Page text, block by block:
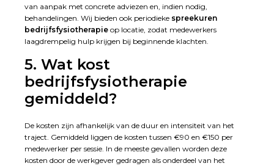
van aanpak met concrete adviezen en, indien nodig,
behandelingen. Wij bieden ook periodieke spreekuren
bedrijfsfysiotherapie op locatie, zodat medewerkers
laagdrempelig hulp krijgen bij beginnende klachten.
5. Wat kost
bedrijfsfysiotherapie
gemiddeld?
De kosten zijn afhankelijk van de duur en intensiteit van het
traject. Gemiddeld liggen de kosten tussen €90 en €150 per
medewerker per sessie. In de meeste gevallen worden deze
kosten door de werkgever gedragen als onderdeel van het